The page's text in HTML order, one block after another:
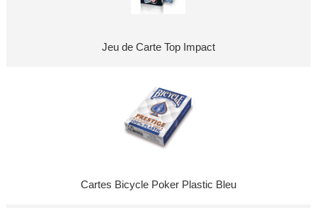
Jeu de Carte Top Impact
Cartes Bicycle Poker Plastic Bleu